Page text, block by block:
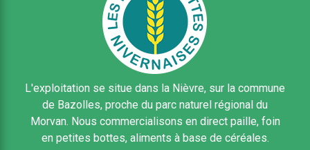
L'exploitation se situe dans la Nièvre, sur la commune
de Bazolles, proche du parc naturel régional du
Morvan. Nous commercialisons en direct paille, foin
en petites bottes, aliments à base de céréales.